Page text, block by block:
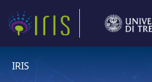
IRIS